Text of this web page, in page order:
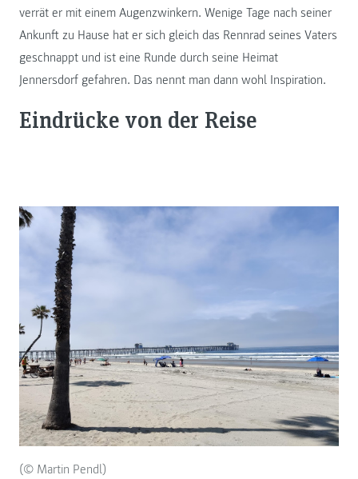
verrät er mit einem Augenzwinkern. Wenige Tage nach seiner
Ankunft zu Hause hat er sich gleich das Rennrad seines Vaters
geschnappt und ist eine Runde durch seine Heimat
Jennersdorf gefahren. Das nennt man dann wohl Inspiration.
Eindrücke von der Reise
(© Martin Pendl)